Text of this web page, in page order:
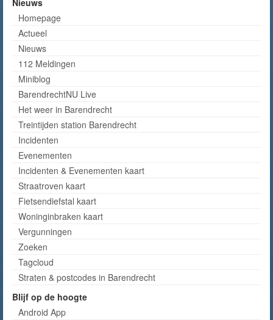
Homepage
Actueel
Nieuws
112 Meldingen
Miniblog
BarendrechtNU Live
Het weer in Barendrecht
Treintijden station Barendrecht
Incidenten
Evenementen
Incidenten & Evenementen kaart
Straatroven kaart
Fietsendiefstal kaart
Woninginbraken kaart
Vergunningen
Zoeken
Tagcloud
Straten & postcodes in Barendrecht
Blijf op de hoogte
Android App